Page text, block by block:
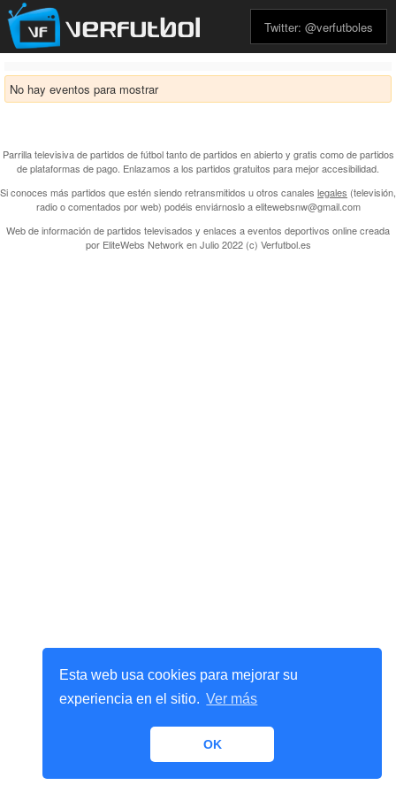
Esta web usa cookies para mejorar su
experiencia en el sitio. Ver más
OK
Twitter: @verfutboles
No hay eventos para mostrar
Parrilla televisiva de partidos de fútbol tanto de partidos en abierto y gratis como de partidos
de plataformas de pago. Enlazamos a los partidos gratuitos para mejor accesibilidad.
Si conoces más partidos que estén siendo retransmitidos u otros canales legales (televisión,
radio o comentados por web) podéis enviárnoslo a elitewebsnw@gmail.com
Web de información de partidos televisados y enlaces a eventos deportivos online creada
por EliteWebs Network en Julio 2022 (c) Verfutbol.es